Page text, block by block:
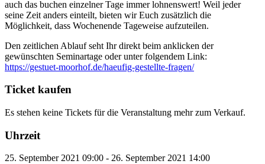
auch das buchen einzelner Tage immer lohnenswert! Weil jeder
seine Zeit anders einteilt, bieten wir Euch zusätzlich die
Möglichkeit, dass Wochenende Tageweise aufzuteilen.
Den zeitlichen Ablauf seht Ihr direkt beim anklicken der
gewünschten Seminartage oder unter folgendem Link:
https://gestuet-moorhof.de/haeufig-gestellte-fragen/
Ticket kaufen
Es stehen keine Tickets für die Veranstaltung mehr zum Verkauf.
Uhrzeit
25. September 2021 09:00 - 26. September 2021 14:00